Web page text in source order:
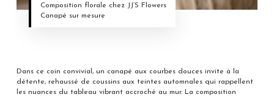
Composition florale chez JJ’S Flowers
Canapé sur mesure
Dans ce coin convivial, un canapé aux courbes douces invite à la
détente, rehaussé de coussins aux teintes automnales qui rappellent
les nuances du tableau vibrant accroché au mur. La composition